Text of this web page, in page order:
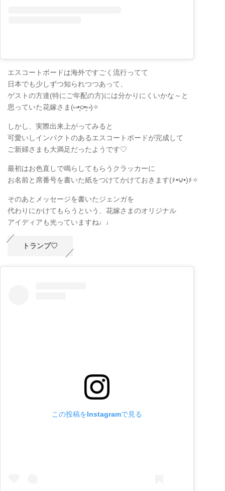
エスコートボードは海外ですごく流行ってて
日本でも少しずつ知られつつあって、
ゲストの方達(特にご年配の方)には分かりにくいかな～と
思っていた花嫁さま(⑅•͈૦•͈⑅)✧
しかし、実際出来上がってみると
可愛いしインパクトのあるエスコートボードが完成して
ご新婦さまも大満足だったようです♡
最初はお色直しで鳴らしてもらうクラッカーに
お名前と席番号を書いた紙をつけてかけておきます(۶•౪•)۶✧
そのあとメッセージを書いたジェンガを
代わりにかけてもらうという、花嫁さまのオリジナル
アイディアも光っていますね♩♩
トランプ♡
この投稿をInstagramで見る